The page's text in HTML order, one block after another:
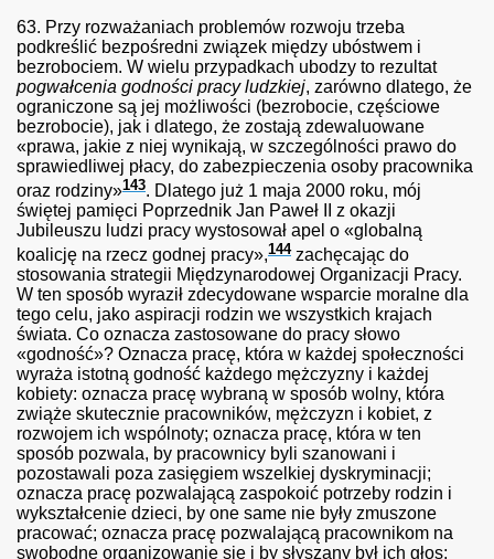
63. Przy rozważaniach problemów rozwoju trzeba
podkreślić bezpośredni związek między ubóstwem i
bezrobociem. W wielu przypadkach ubodzy to rezultat
pogwałcenia godności pracy ludzkiej, zarówno dlatego, że
ograniczone są jej możliwości (bezrobocie, częściowe
bezrobocie), jak i dlatego, że zostają zdewaluowane
«prawa, jakie z niej wynikają, w szczególności prawo do
sprawiedliwej płacy, do zabezpieczenia osoby pracownika
oraz rodziny»143. Dlatego już 1 maja 2000 roku, mój
świętej pamięci Poprzednik Jan Paweł II z okazji
Jubileuszu ludzi pracy wystosował apel o «globalną
koalicję na rzecz godnej pracy»,144zachęcając do
stosowania strategii Międzynarodowej Organizacji Pracy.
W ten sposób wyraził zdecydowane wsparcie moralne dla
tego celu, jako aspiracji rodzin we wszystkich krajach
świata. Co oznacza zastosowane do pracy słowo
«godność»? Oznacza pracę, która w każdej społeczności
wyraża istotną godność każdego mężczyzny i każdej
kobiety: oznacza pracę wybraną w sposób wolny, która
zwiąże skutecznie pracowników, mężczyzn i kobiet, z
rozwojem ich wspólnoty; oznacza pracę, która w ten
sposób pozwala, by pracownicy byli szanowani i
pozostawali poza zasięgiem wszelkiej dyskryminacji;
oznacza pracę pozwalającą zaspokoić potrzeby rodzin i
wykształcenie dzieci, by one same nie były zmuszone
pracować; oznacza pracę pozwalającą pracownikom na
swobodne organizowanie się i by słyszany był ich głos;
kobiet